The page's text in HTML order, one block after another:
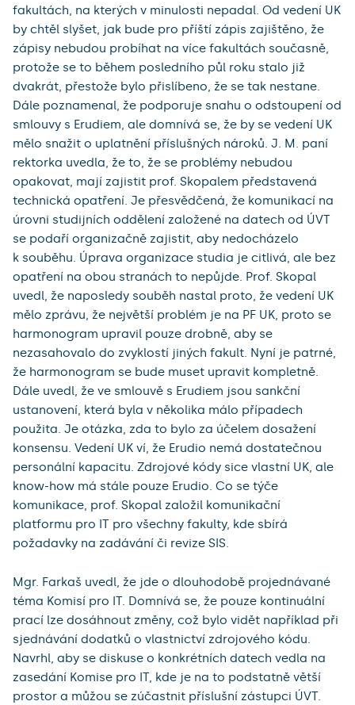
fakultách, na kterých v minulosti nepadal. Od vedení UK
by chtěl slyšet, jak bude pro příští zápis zajištěno, že
zápisy nebudou probíhat na více fakultách současně,
protože se to během posledního půl roku stalo již
dvakrát, přestože bylo přislíbeno, že se tak nestane.
Dále poznamenal, že podporuje snahu o odstoupení od
smlouvy s Erudiem, ale domnívá se, že by se vedení UK
mělo snažit o uplatnění příslušných nároků. J. M. paní
rektorka uvedla, že to, že se problémy nebudou
opakovat, mají zajistit prof. Skopalem představená
technická opatření. Je přesvědčená, že komunikací na
úrovni studijních oddělení založené na datech od ÚVT
se podaří organizačně zajistit, aby nedocházelo
k souběhu. Úprava organizace studia je citlivá, ale bez
opatření na obou stranách to nepůjde. Prof. Skopal
uvedl, že naposledy souběh nastal proto, že vedení UK
mělo zprávu, že největší problém je na PF UK, proto se
harmonogram upravil pouze drobně, aby se
nezasahovalo do zvyklostí jiných fakult. Nyní je patrné,
že harmonogram se bude muset upravit kompletně.
Dále uvedl, že ve smlouvě s Erudiem jsou sankční
ustanovení, která byla v několika málo případech
použita. Je otázka, zda to bylo za účelem dosažení
konsensu. Vedení UK ví, že Erudio nemá dostatečnou
personální kapacitu. Zdrojové kódy sice vlastní UK, ale
know-how má stále pouze Erudio. Co se týče
komunikace, prof. Skopal založil komunikační
platformu pro IT pro všechny fakulty, kde sbírá
požadavky na zadávání či revize SIS.
Mgr. Farkaš uvedl, že jde o dlouhodobě projednávané
téma Komisí pro IT. Domnívá se, že pouze kontinuální
prací lze dosáhnout změny, což bylo vidět například při
sjednávání dodatků o vlastnictví zdrojového kódu.
Navrhl, aby se diskuse o konkrétních datech vedla na
zasedání Komise pro IT, kde je na to podstatně větší
prostor a můžou se zúčastnit příslušní zástupci ÚVT.